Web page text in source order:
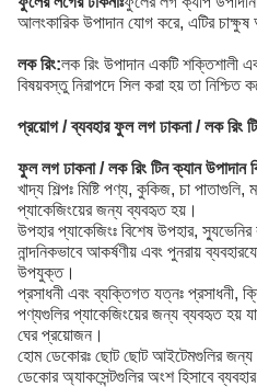
আলংকারিক উপাদান যোগ করে, এটির
লক রিং:লক রিং উপাদান একটি শক্তিশালী
বিষয়বস্তু নিরাপদে সিল করা হয় তা নিশ্চিত
প্রয়োগ / ব্যবহার ফুল লগ ঢাকনা / লক রিং
ফুল লগ ঢাকনা / লক রিং টিন ক্যান উপাদান
খাদ্য শিল্পঃ মিষ্টি পণ্য, কুকিজ, চা
প্যাকেজিংয়ের জন্য ব্যবহৃত হয়।
উপহার প্যাকেজিংঃ বিশেষ উপহার,
নান্দনিকভাবে আকর্ষণীয় এবং পুনরায়
উপযুক্ত।
প্রসাধনী এবং ব্যক্তিগত যত্নঃ প্রসাধনী,
পণ্যগুলির প্যাকেজিংয়ের জন্য ব্যবহৃত হয়
ঘের প্রয়োজন।
হোম ডেকোরঃ ছোট ছোট আইটেমগুলির জন্য
ডেকোর অ্যাকসেন্টগুলির অংশ হিসাবে